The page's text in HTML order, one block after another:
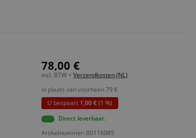
78,00 €
incl. BTW + Verzendkosten (NL)
in plaats van voorheen79 €
U bespaart 1,00 €(1 %)
Direct leverbaar.
Artikelnummer: 00116085